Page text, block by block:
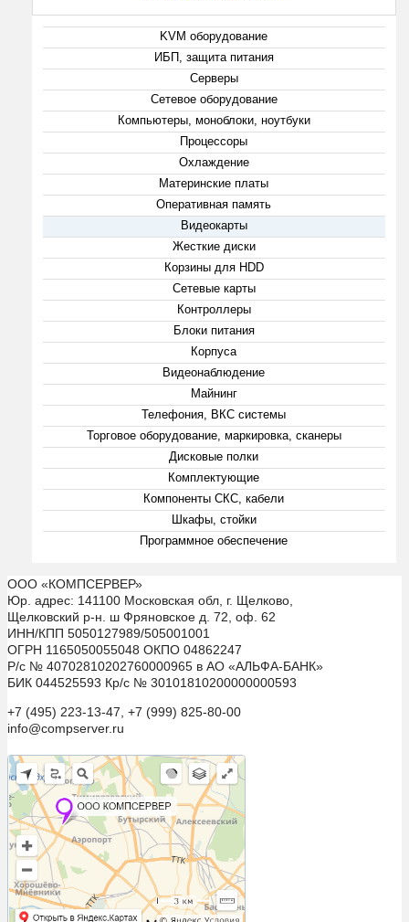
KVM оборудование
ИБП, защита питания
Серверы
Сетевое оборудование
Компьютеры, моноблоки, ноутбуки
Процессоры
Охлаждение
Материнские платы
Оперативная память
Видеокарты
Жесткие диски
Корзины для HDD
Сетевые карты
Контроллеры
Блоки питания
Корпуса
Видеонаблюдение
Майнинг
Телефония, ВКС системы
Торговое оборудование, маркировка, сканеры
Дисковые полки
Комплектующие
Компоненты СКС, кабели
Шкафы, стойки
Программное обеспечение
ООО «КОМПСЕРВЕР»
Юр. адрес: 141100 Московская обл, г. Щелково,
Щелковский р-н. ш Фряновское д. 72, оф. 62
ИНН/КПП 5050127989/505001001
ОГРН 1165050055048 ОКПО 04862247
Р/с № 40702810202760000965 в АО «АЛЬФА-БАНК»
БИК 044525593 Кр/с № 30101810200000000593
+7 (495) 223-13-47, +7 (999) 825-80-00
info@compserver.ru